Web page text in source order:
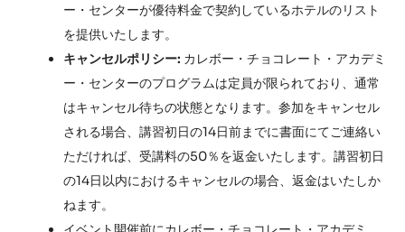
ー・センターが優待料金で契約しているホテルのリスト
を提供いたします。
キャンセルポリシー: カレボー・チョコレート・アカデミ
ー・センターのプログラムは定員が限られており、通常
はキャンセル待ちの状態となります。参加をキャンセル
される場合、講習初日の14日前までに書面にてご連絡い
ただければ、受講料の50％を返金いたします。講習初日
の14日以内におけるキャンセルの場合、返金はいたしか
ねます。